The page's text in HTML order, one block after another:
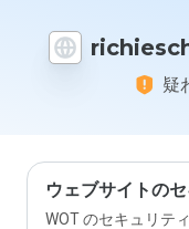
疑
ウェブサイトの
WOT のセキュリテ
から
価し
ます
か？